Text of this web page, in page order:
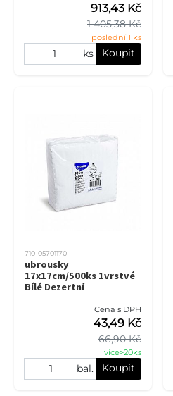
1 405,38 Kč
913,43 Kč
poslední 1 ks
ks Koupit
710-05701170
ubrousky
17x17cm/500ks 1vrstvé
Bílé Dezertní
Cena s DPH
66,90 Kč
43,49 Kč
více>20ks
bal. Koupit